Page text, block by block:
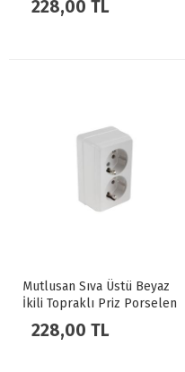
228,00 TL
Mutlusan Sıva Üstü Beyaz
İkili Topraklı Priz Porselen
228,00 TL